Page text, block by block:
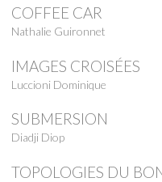
COFFEE CAR
Nathalie Guironnet
IMAGES CROISÉES
Luccioni Dominique
SUBMERSION
Diadji Diop
TOPOLOGIES DU